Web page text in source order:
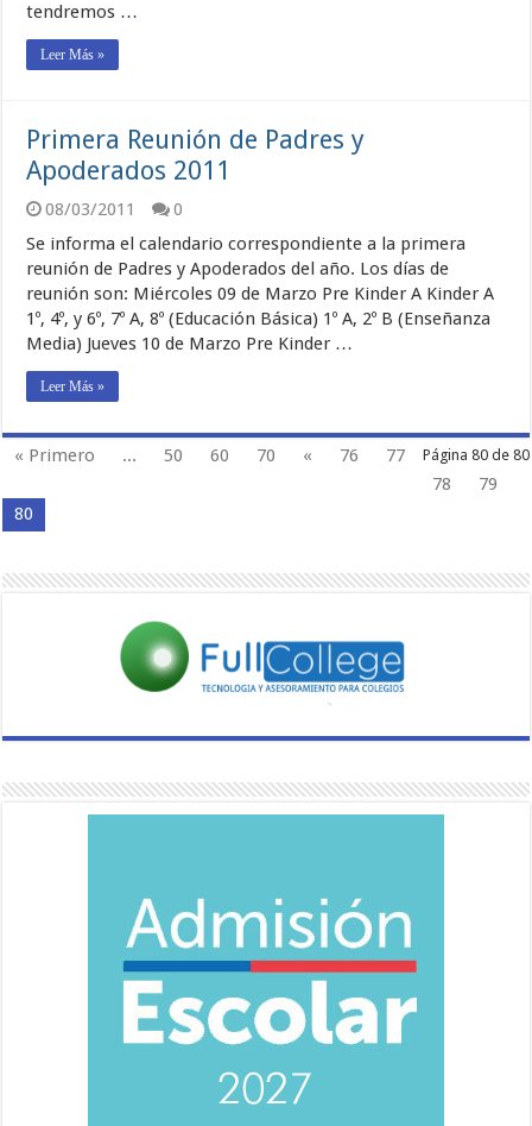
tendremos …
Leer Más »
Primera Reunión de Padres y
Apoderados 2011
08/03/2011
0
Se informa el calendario correspondiente a la primera
reunión de Padres y Apoderados del año. Los días de
reunión son: Miércoles 09 de Marzo Pre Kinder A Kinder A
1º, 4º, y 6º, 7º A, 8º (Educación Básica) 1º A, 2º B (Enseñanza
Media) Jueves 10 de Marzo Pre Kinder …
Leer Más »
Página 80 de 80
« Primero ... 50 60 70 « 76
77
78
79
80